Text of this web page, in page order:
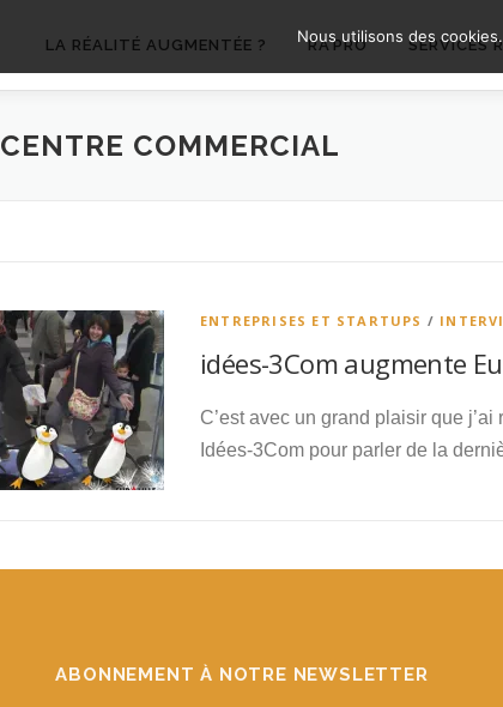
LA RÉALITÉ AUGMENTÉE ? RA’PRO SERVICES
CENTRE COMMERCIAL
ENTREPRISES ET STARTUPS /
idées-3Com augmente
C’est avec un grand plaisir que
Idées-3Com pour parler de la
ABONNEMENT À NOTRE NEWSLETTER
Nous utilisons des cookies.